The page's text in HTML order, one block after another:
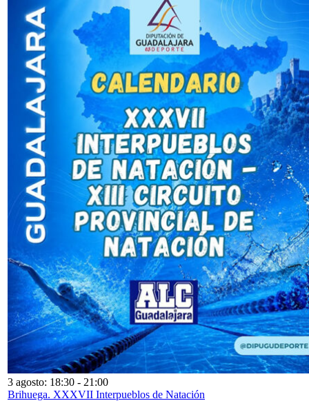
3 agosto: 18:30 - 21:00
Brihuega. XXXVII Interpueblos de Natación